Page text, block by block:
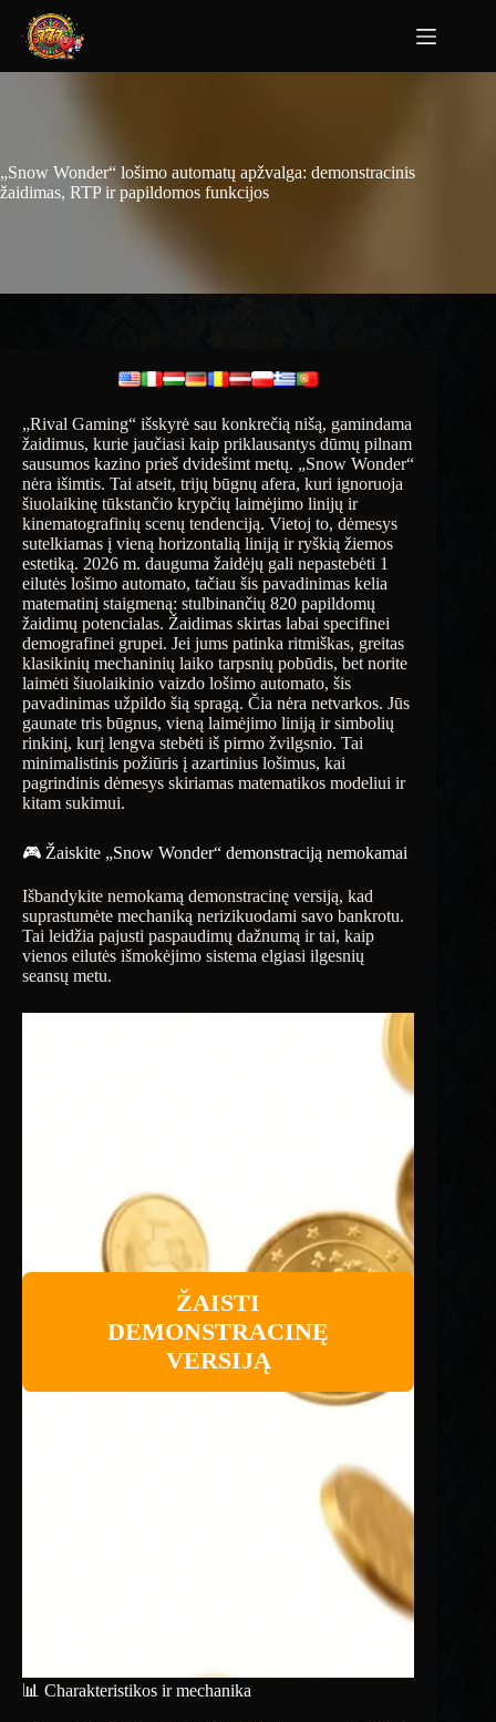
„Snow Wonder“ lošimo automatų apžvalga: demonstracinis
žaidimas, RTP ir papildomos funkcijos
„Rival Gaming“ išskyrė sau konkrečią nišą, gamindama
žaidimus, kurie jaučiasi kaip priklausantys dūmų pilnam
sausumos kazino prieš dvidešimt metų. „Snow Wonder“
nėra išimtis. Tai atseit, trijų būgnų afera, kuri ignoruoja
šiuolaikinę tūkstančio krypčių laimėjimo linijų ir
kinematografinių scenų tendenciją. Vietoj to, dėmesys
sutelkiamas į vieną horizontalią liniją ir ryškią žiemos
estetiką. 2026 m. dauguma žaidėjų gali nepastebėti 1
eilutės lošimo automato, tačiau šis pavadinimas kelia
matematinį staigmeną: stulbinančių 820 papildomų
žaidimų potencialas. Žaidimas skirtas labai specifinei
demografinei grupei. Jei jums patinka ritmiškas, greitas
klasikinių mechaninių laiko tarpsnių pobūdis, bet norite
laimėti šiuolaikinio vaizdo lošimo automato, šis
pavadinimas užpildo šią spragą. Čia nėra netvarkos. Jūs
gaunate tris būgnus, vieną laimėjimo liniją ir simbolių
rinkinį, kurį lengva stebėti iš pirmo žvilgsnio. Tai
minimalistinis požiūris į azartinius lošimus, kai
pagrindinis dėmesys skiriamas matematikos modeliui ir
kitam sukimui.
🎮 Žaiskite „Snow Wonder“ demonstraciją nemokamai
Išbandykite nemokamą demonstracinę versiją, kad
suprastumėte mechaniką nerizikuodami savo bankrotu.
Tai leidžia pajusti paspaudimų dažnumą ir tai, kaip
vienos eilutės išmokėjimo sistema elgiasi ilgesnių
seansų metu.
ŽAISTI
DEMONSTRACINĘ
VERSIJĄ
📊 Charakteristikos ir mechanika